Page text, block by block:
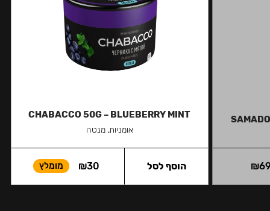
₪
CHABACCO 50G – BLUEBERRY MINT
אומניות, מנטה
₪30 מומלץ הוסף לסל